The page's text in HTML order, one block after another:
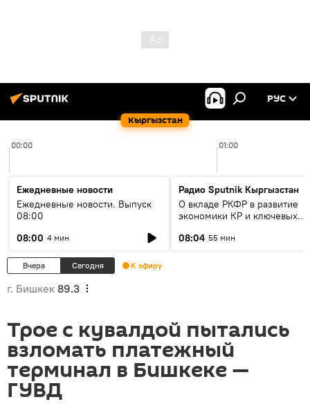
Кыргызстан
РУС
00:00 01:00
Ежедневные новости
Ежедневные новости. Выпуск
08:00
08:00 4 мин
Радио Sputnik Кыргызстан
О вкладе РКФР в развитие
экономики КР и ключевых
08:04 55 мин
Вчера Сегодня К эфиру
г. Бишкек 89.3
Трое с кувалдой пытались
взломать платежный
терминал в Бишкеке —
ГУВД